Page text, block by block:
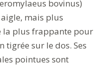
bovinus)
mais plus
la plus frappante pour
sur le dos. Ses
pointues sont